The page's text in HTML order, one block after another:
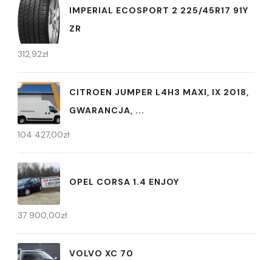
IMPERIAL ECOSPORT 2 225/45R17 91Y
ZR
312,92zł
CITROEN JUMPER L4H3 MAXI, IX 2018,
GWARANCJA, ...
104 427,00zł
OPEL CORSA 1.4 ENJOY
37 900,00zł
VOLVO XC 70